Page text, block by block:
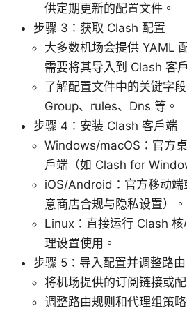
供定期更新的配置文件。
步骤 3：获取 Clash 配置
大多数机场会提供 YAML
需要将其导入到 Clash 客
了解配置文件中的关键字
Group、rules、Dns 等。
步骤 4：安装 Clash 客户端
Windows/macOS：官方
户端（如 Clash for
iOS/Android：官方移动端
意商店合规与隐私设置）。
Linux：直接运行 Clash
理设置使用。
步骤 5：导入配置并调整路由
将机场提供的订阅链接或
调整路由规则和代理组策